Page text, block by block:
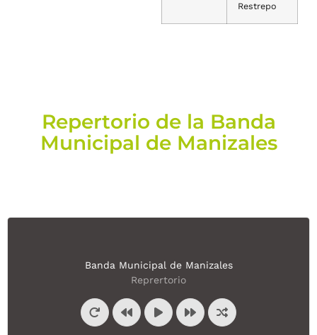
Restrepo
Repertorio de la Banda
Municipal de Manizales
Banda Municipal de Manizales
Reprertorio